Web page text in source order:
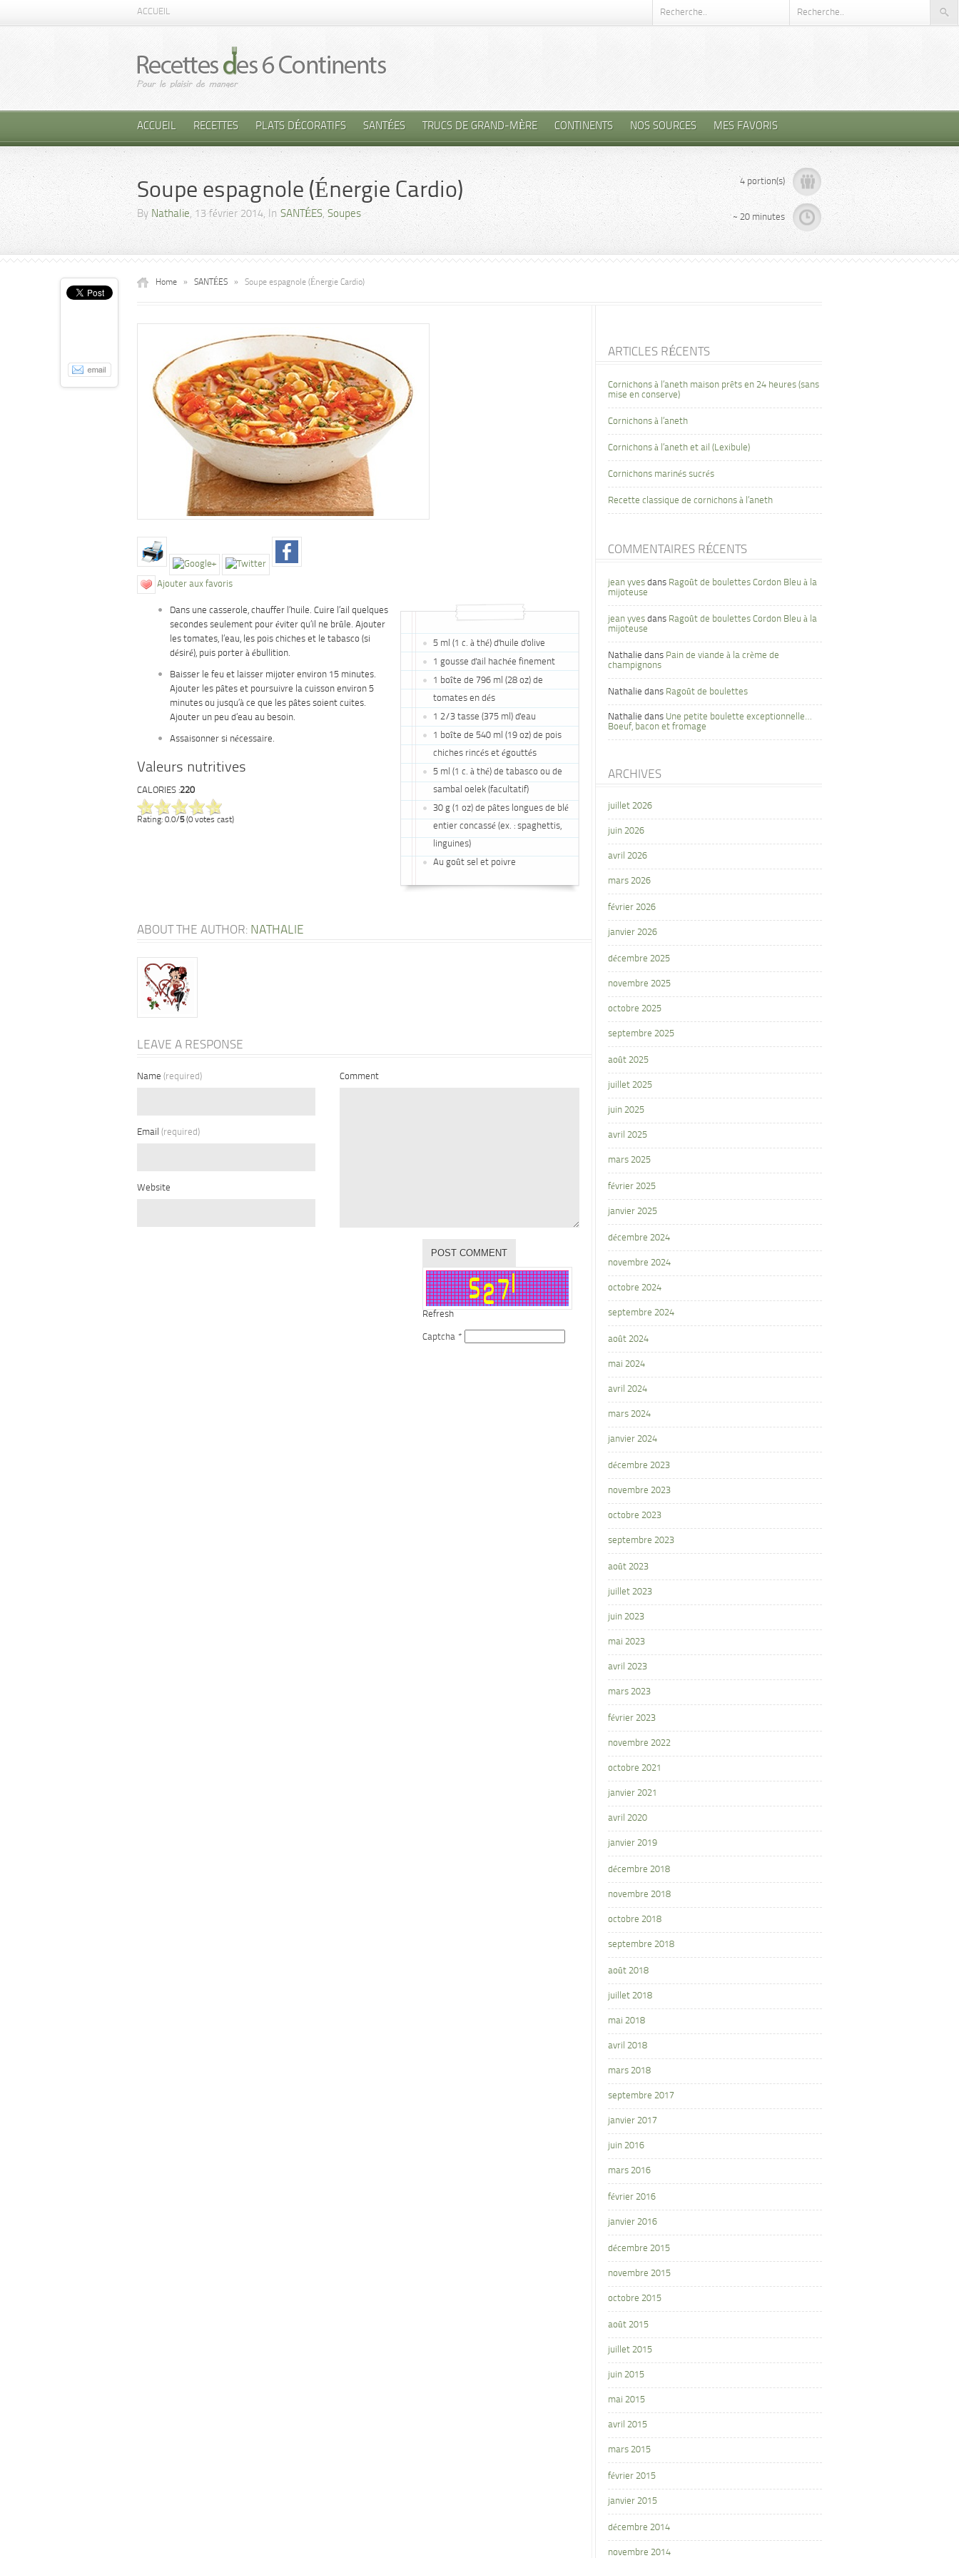
ACCUEIL
ACCUEIL RECETTES PLATS DÉCORATIFS SANTÉES TRUCS DE GRAND-MÈRE CONTINENTS NOS SOURCES MES FAVORIS
Soupe espagnole (Énergie Cardio)
By Nathalie, 13 février 2014, In SANTÉES, Soupes
4 portion(s)
~ 20 minutes
Home » SANTÉES » Soupe espagnole (Énergie Cardio)
Ajouter aux favoris
5 ml (1 c. à thé) d'huile d'olive
1 gousse d'ail hachée finement
1 boîte de 796 ml (28 oz) de
tomates en dés
1 2/3 tasse (375 ml) d'eau
1 boîte de 540 ml (19 oz) de pois
chiches rincés et égouttés
5 ml (1 c. à thé) de tabasco ou de
sambal oelek (facultatif)
30 g (1 oz) de pâtes longues de blé
entier concassé (ex. : spaghettis,
linguines)
Au goût sel et poivre
Dans une casserole, chauffer l’huile. Cuire l’ail quelques
secondes seulement pour éviter qu’il ne brûle. Ajouter
les tomates, l’eau, les pois chiches et le tabasco (si
désiré), puis porter à ébullition.
Baisser le feu et laisser mijoter environ 15 minutes.
Ajouter les pâtes et poursuivre la cuisson environ 5
minutes ou jusqu’à ce que les pâtes soient cuites.
Ajouter un peu d’eau au besoin.
Assaisonner si nécessaire.
Valeurs nutritives
CALORIES :220
Rating: 0.0/5(0 votes cast)
ABOUT THE AUTHOR: NATHALIE
LEAVE A RESPONSE
Name (required)
Email (required)
Website
Comment
Refresh
Captcha *
ARTICLES RÉCENTS
Cornichons à l’aneth maison prêts en 24 heures (sans
mise en conserve)
Cornichons à l’aneth
Cornichons à l’aneth et ail (Lexibule)
Cornichons marinés sucrés
Recette classique de cornichons à l’aneth
COMMENTAIRES RÉCENTS
jean yves dans Ragoût de boulettes Cordon Bleu à la
mijoteuse
jean yves dans Ragoût de boulettes Cordon Bleu à la
mijoteuse
Nathalie dans Pain de viande à la crème de
champignons
Nathalie dans Ragoût de boulettes
Nathalie dans Une petite boulette exceptionnelle…
Boeuf, bacon et fromage
ARCHIVES
juillet 2026
juin 2026
avril 2026
mars 2026
février 2026
janvier 2026
décembre 2025
novembre 2025
octobre 2025
septembre 2025
août 2025
juillet 2025
juin 2025
avril 2025
mars 2025
février 2025
janvier 2025
décembre 2024
novembre 2024
octobre 2024
septembre 2024
août 2024
mai 2024
avril 2024
mars 2024
janvier 2024
décembre 2023
novembre 2023
octobre 2023
septembre 2023
août 2023
juillet 2023
juin 2023
mai 2023
avril 2023
mars 2023
février 2023
novembre 2022
octobre 2021
janvier 2021
avril 2020
janvier 2019
décembre 2018
novembre 2018
octobre 2018
septembre 2018
août 2018
juillet 2018
mai 2018
avril 2018
mars 2018
septembre 2017
janvier 2017
juin 2016
mars 2016
février 2016
janvier 2016
décembre 2015
novembre 2015
octobre 2015
août 2015
juillet 2015
juin 2015
mai 2015
avril 2015
mars 2015
février 2015
janvier 2015
décembre 2014
novembre 2014